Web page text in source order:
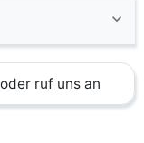
ruf uns an